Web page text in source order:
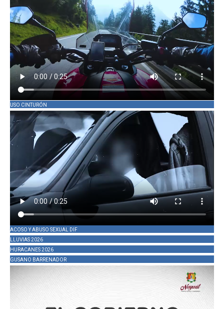
USO CINTURÓN
ACOSO Y ABUSO SEXUAL DIF
LLUVIAS 2026
HURACANES 2026
GUSANO BARRENADOR